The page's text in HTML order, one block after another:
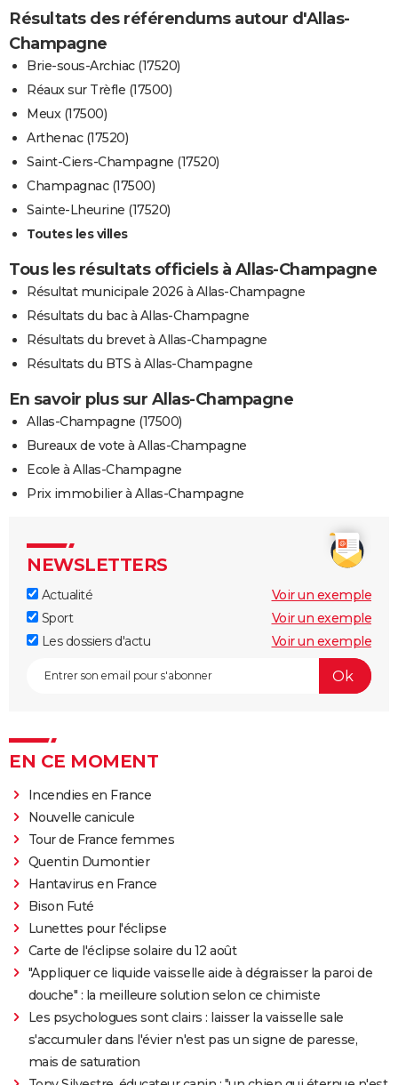
Résultats des référendums autour d'Allas-
Champagne
Brie-sous-Archiac (17520)
Réaux sur Trèfle (17500)
Meux (17500)
Arthenac (17520)
Saint-Ciers-Champagne (17520)
Champagnac (17500)
Sainte-Lheurine (17520)
Toutes les villes
Tous les résultats officiels à Allas-Champagne
Résultat municipale 2026 à Allas-Champagne
Résultats du bac à Allas-Champagne
Résultats du brevet à Allas-Champagne
Résultats du BTS à Allas-Champagne
En savoir plus sur Allas-Champagne
Allas-Champagne (17500)
Bureaux de vote à Allas-Champagne
Ecole à Allas-Champagne
Prix immobilier à Allas-Champagne
NEWSLETTERS
Actualité
Voir un exemple
Sport
Voir un exemple
Les dossiers d'actu
Voir un exemple
EN CE MOMENT
Incendies en France
Nouvelle canicule
Tour de France femmes
Quentin Dumontier
Hantavirus en France
Bison Futé
Lunettes pour l'éclipse
Carte de l'éclipse solaire du 12 août
"Appliquer ce liquide vaisselle aide à dégraisser la paroi de
douche" : la meilleure solution selon ce chimiste
Les psychologues sont clairs : laisser la vaisselle sale
s'accumuler dans l'évier n'est pas un signe de paresse,
mais de saturation